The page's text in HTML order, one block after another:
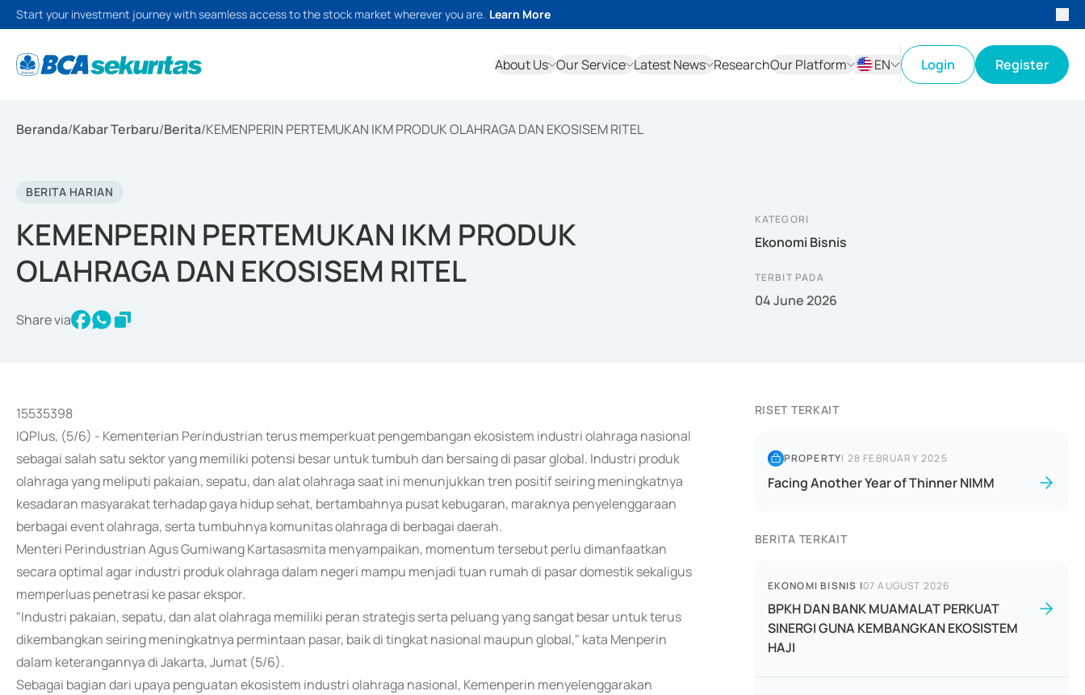
Start your investment journey with seamless access to the stock market wherever you are. Learn More
About Us Our Service Latest News ResearchOur Platform
EN
Login Register
Beranda/Kabar Terbaru/Berita/KEMENPERIN PERTEMUKAN IKM PRODUK OLAHRAGA DAN EKOSISEM RITEL
BERITA HARIAN
KEMENPERIN PERTEMUKAN IKM PRODUK
OLAHRAGA DAN EKOSISEM RITEL
Share via
KATEGORI
Ekonomi Bisnis
TERBIT PADA
04 June 2026
15535398
IQPlus, (5/6) - Kementerian Perindustrian terus memperkuat pengembangan ekosistem industri olahraga nasional
sebagai salah satu sektor yang memiliki potensi besar untuk tumbuh dan bersaing di pasar global. Industri produk
olahraga yang meliputi pakaian, sepatu, dan alat olahraga saat ini menunjukkan tren positif seiring meningkatnya
kesadaran masyarakat terhadap gaya hidup sehat, bertambahnya pusat kebugaran, maraknya penyelenggaraan
berbagai event olahraga, serta tumbuhnya komunitas olahraga di berbagai daerah.
Menteri Perindustrian Agus Gumiwang Kartasasmita menyampaikan, momentum tersebut perlu dimanfaatkan
secara optimal agar industri produk olahraga dalam negeri mampu menjadi tuan rumah di pasar domestik sekaligus
memperluas penetrasi ke pasar ekspor.
"Industri pakaian, sepatu, dan alat olahraga memiliki peran strategis serta peluang yang sangat besar untuk terus
dikembangkan seiring meningkatnya permintaan pasar, baik di tingkat nasional maupun global," kata Menperin
dalam keterangannya di Jakarta, Jumat (5/6).
Sebagai bagian dari upaya penguatan ekosistem industri olahraga nasional, Kemenperin menyelenggarakan
RISET TERKAIT
PROPERTY| 28 FEBRUARY 2025
Facing Another Year of Thinner NIMM
BERITA TERKAIT
EKONOMI BISNIS |07 AUGUST 2026
BPKH DAN BANK MUAMALAT PERKUAT
SINERGI GUNA KEMBANGKAN EKOSISTEM
HAJI